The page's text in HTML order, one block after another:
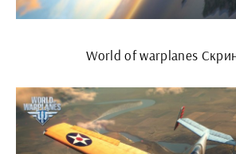
World of warplanes